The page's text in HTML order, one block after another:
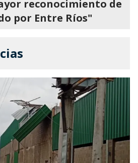
reconocimiento de
por Entre Ríos"